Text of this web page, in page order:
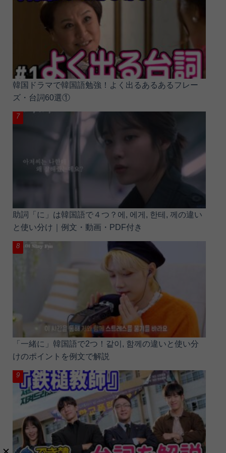
韓国ドラマで韓国語勉強！よく出るあるあるフレー
ズ・台詞60選①
助詞「に」は韓国語で４つ？에, 에게, 한테, 께の違い
と使い分け｜例文・動画・PDF付き
「一緒に」韓国語で2つ！같이, 함께の違いと使い分
けのポイントを例文で解説